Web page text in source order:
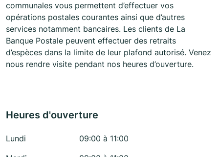
communales vous permettent d’effectuer vos
opérations postales courantes ainsi que d’autres
services notamment bancaires. Les clients de La
Banque Postale peuvent effectuer des retraits
d’espèces dans la limite de leur plafond autorisé. Venez
nous rendre visite pendant nos heures d’ouverture.
Heures d'ouverture
Lundi
09:00 à 11:00